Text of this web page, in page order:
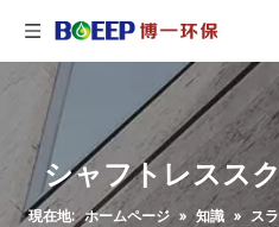
シャフトレスス
現在地: ホームページ » 知識 » ス